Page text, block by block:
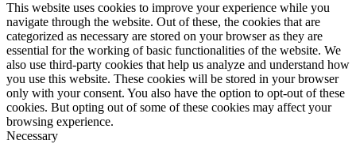
This website uses cookies to improve your experience while you
navigate through the website. Out of these, the cookies that are
categorized as necessary are stored on your browser as they are
essential for the working of basic functionalities of the website. We
also use third-party cookies that help us analyze and understand how
you use this website. These cookies will be stored in your browser
only with your consent. You also have the option to opt-out of these
cookies. But opting out of some of these cookies may affect your
browsing experience.
Necessary